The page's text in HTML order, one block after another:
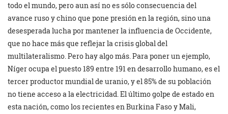
todo el mundo, pero aun así no es sólo consecuencia del
avance ruso y chino que pone presión en la región, sino una
desesperada lucha por mantener la influencia de Occidente,
que no hace más que reflejar la crisis global del
multilateralismo. Pero hay algo más. Para poner un ejemplo,
Níger ocupa el puesto 189 entre 191 en desarrollo humano, es el
tercer productor mundial de uranio, y el 85% de su población
no tiene acceso a la electricidad. El último golpe de estado en
esta nación, como los recientes en Burkina Faso y Mali,